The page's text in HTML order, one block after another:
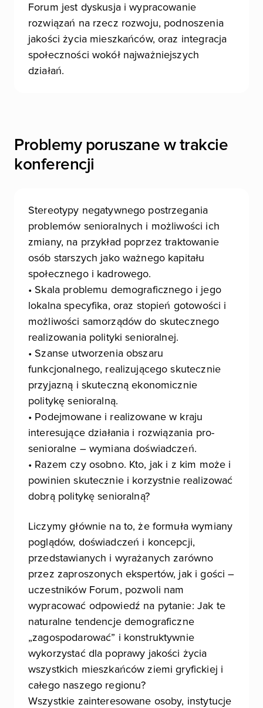
Forum jest dyskusja i wypracowanie
rozwiązań na rzecz rozwoju, podnoszenia
jakości życia mieszkańców, oraz integracja
społeczności wokół najważniejszych
działań.
Problemy poruszane w trakcie
konferencji
Stereotypy negatywnego postrzegania
problemów senioralnych i możliwości ich
zmiany, na przykład poprzez traktowanie
osób starszych jako ważnego kapitału
społecznego i kadrowego.
• Skala problemu demograficznego i jego
lokalna specyfika, oraz stopień gotowości i
możliwości samorządów do skutecznego
realizowania polityki senioralnej.
• Szanse utworzenia obszaru
funkcjonalnego, realizującego skutecznie
przyjazną i skuteczną ekonomicznie
politykę senioralną.
• Podejmowane i realizowane w kraju
interesujące działania i rozwiązania pro-
senioralne – wymiana doświadczeń.
• Razem czy osobno. Kto, jak i z kim może i
powinien skutecznie i korzystnie realizować
dobrą politykę senioralną?
Liczymy głównie na to, że formuła wymiany
poglądów, doświadczeń i koncepcji,
przedstawianych i wyrażanych zarówno
przez zaproszonych ekspertów, jak i gości –
uczestników Forum, pozwoli nam
wypracować odpowiedź na pytanie: Jak te
naturalne tendencje demograficzne
„zagospodarować” i konstruktywnie
wykorzystać dla poprawy jakości życia
wszystkich mieszkańców ziemi gryfickiej i
całego naszego regionu?
Wszystkie zainteresowane osoby, instytucje